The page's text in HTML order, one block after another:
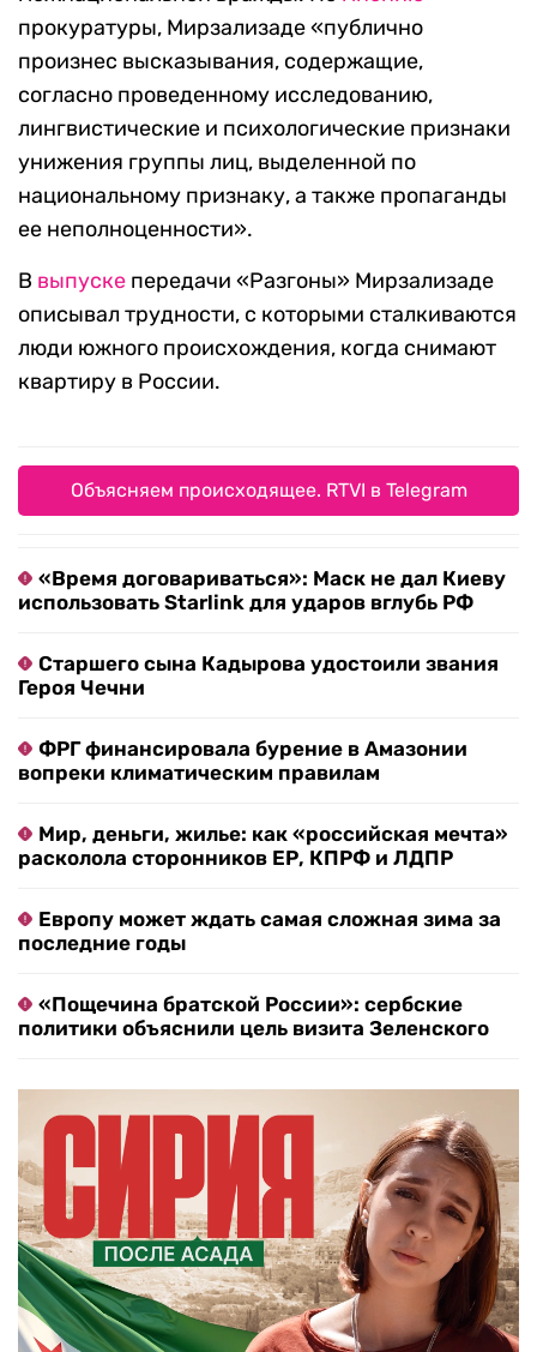
прокуратуры, Мирзализаде «публично
произнес высказывания, содержащие,
согласно проведенному исследованию,
лингвистические и психологические признаки
унижения группы лиц, выделенной по
национальному признаку, а также пропаганды
ее неполноценности».
В выпуске передачи «Разгоны» Мирзализаде
описывал трудности, с которыми сталкиваются
люди южного происхождения, когда снимают
квартиру в России.
Объясняем происходящее. RTVI в Telegram
«Время договариваться»: Маск не дал Киеву
использовать Starlink для ударов вглубь РФ
Старшего сына Кадырова удостоили звания
Героя Чечни
ФРГ финансировала бурение в Амазонии
вопреки климатическим правилам
Мир, деньги, жилье: как «российская мечта»
расколола сторонников ЕР, КПРФ и ЛДПР
Европу может ждать самая сложная зима за
последние годы
«Пощечина братской России»: сербские
политики объяснили цель визита Зеленского